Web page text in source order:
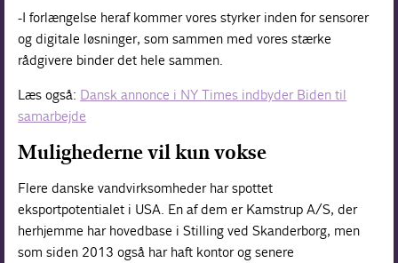
-I forlængelse heraf kommer vores styrker inden for sensorer
og digitale løsninger, som sammen med vores stærke
rådgivere binder det hele sammen.
Læs også: Dansk annonce i NY Times indbyder Biden til
samarbejde
Mulighederne vil kun vokse
Flere danske vandvirksomheder har spottet
eksportpotentialet i USA. En af dem er Kamstrup A/S, der
herhjemme har hovedbase i Stilling ved Skanderborg, men
som siden 2013 også har haft kontor og senere